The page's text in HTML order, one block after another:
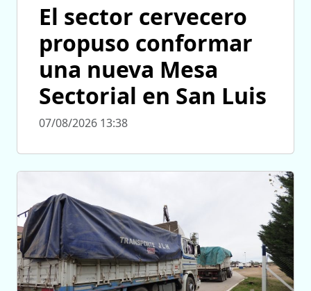
El sector cervecero
propuso conformar
una nueva Mesa
Sectorial en San Luis
07/08/2026 13:38